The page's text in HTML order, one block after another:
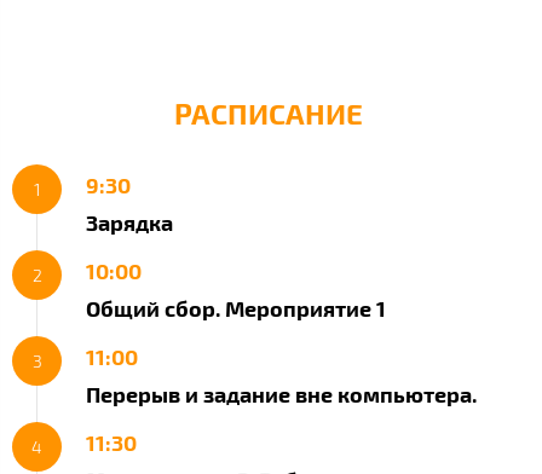
РАСПИСАНИЕ
9:30
Зарядка
10:00
Общий сбор. Мероприятие 1
11:00
Перерыв и задание вне компьютера.
11:30